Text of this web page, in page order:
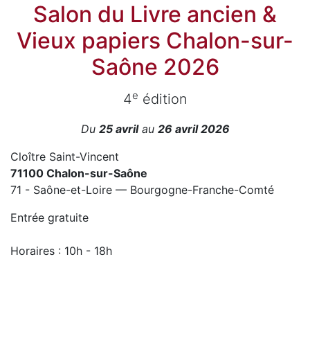
Salon du Livre ancien &
Vieux papiers Chalon-sur-
Saône 2026
4e édition
Du 25 avrilau 26 avril 2026
Cloître Saint-Vincent
71100 Chalon-sur-Saône
71 - Saône-et-Loire — Bourgogne-Franche-Comté
Entrée gratuite
Horaires : 10h - 18h